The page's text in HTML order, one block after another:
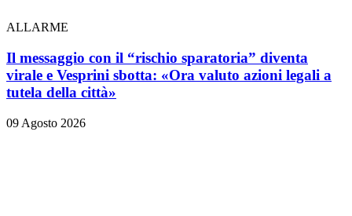
ALLARME
Il messaggio con il “rischio sparatoria” diventa
virale e Vesprini sbotta: «Ora valuto azioni legali a
tutela della città»
09 Agosto 2026